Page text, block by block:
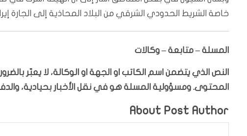
خاصة الشريط الحدودي الشرقي من البلاد المحاذية إلى الجارة
المسلة – متابعة – وكالات
النص الذي يتضمن اسم الكاتب او الجهة او الوكالة، لا يعبّر
المحتوى. ومسؤولية المسلة هو في نقل الأخبار بحيادية،
About Post Author